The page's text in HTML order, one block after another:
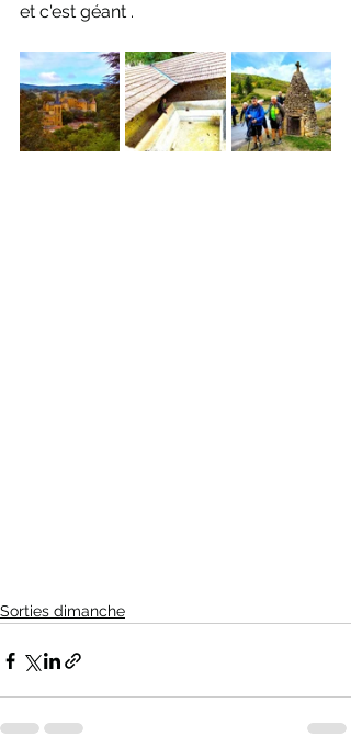
et c'est géant .
Sorties dimanche